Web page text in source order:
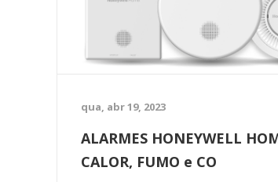
qua, abr 19, 2023
ALARMES HONEYWELL
CALOR, FUMO e CO